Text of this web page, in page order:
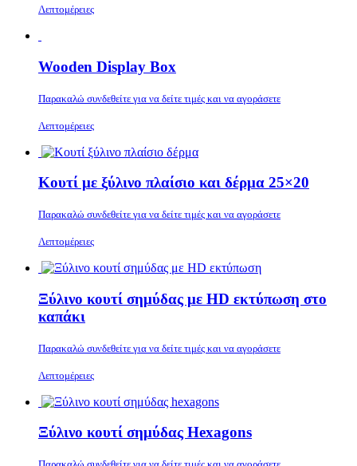
Λεπτομέρειες
Wooden Display Box
Παρακαλώ συνδεθείτε για να δείτε τιμές και να αγοράσετε
Λεπτομέρειες
Κουτί με ξύλινο πλαίσιο και δέρμα 25×20
Παρακαλώ συνδεθείτε για να δείτε τιμές και να αγοράσετε
Λεπτομέρειες
Ξύλινο κουτί σημύδας με HD εκτύπωση στο
καπάκι
Παρακαλώ συνδεθείτε για να δείτε τιμές και να αγοράσετε
Λεπτομέρειες
Ξύλινο κουτί σημύδας Hexagons